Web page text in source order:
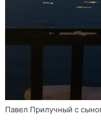
Павел Прилучный с